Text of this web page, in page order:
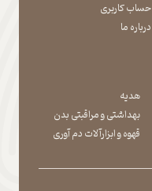
حساب کاربری
درباره ما
هدیه
بهداشتی و مراقبتی بدن
​​​​​​​قهوه و ابزارآلات دم آوری